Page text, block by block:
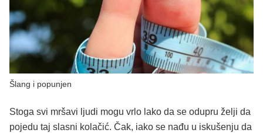
Šlang i popunjen
Stoga svi mršavi ljudi mogu vrlo lako da se odupru želji da
pojedu taj slasni kolačić. Čak, iako se nađu u iskušenju da